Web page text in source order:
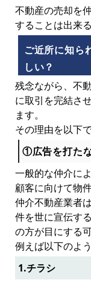
不動産の売却を
することは出来
ご近所に知ら
しい？
残念ながら、不
に取引を完結さ
ます。
その理由を以下
①広告を打た
一般的な仲介に
顧客に向けて物
仲介不動産業者
件を世に宣伝す
の方が目にする
例えば以下のよ
1.チラシ